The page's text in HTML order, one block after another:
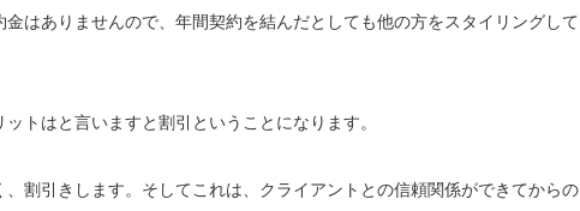
はありませんので、年間契約を結んだとしても他の方をスタイリングして
トはと言いますと割引ということになります。
割引きします。そしてこれは、クライアントとの信頼関係ができてからの